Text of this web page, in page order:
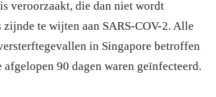
veroorzaakt, die dan niet wordt
zijnde te wijten aan SARS-COV-2. Alle
in Singapore betroffen
afgelopen 90 dagen waren geïnfecteerd.